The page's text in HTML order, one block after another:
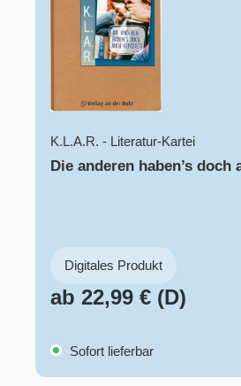
K.L.A.R. - Literatur-Kartei
Die anderen haben’s doch
Digitales Produkt
ab 22,99 € (D)
Sofort lieferbar